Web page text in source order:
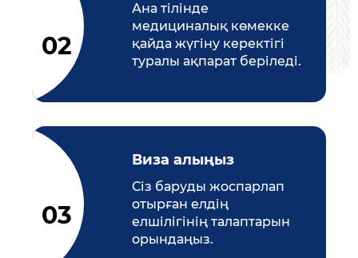
Ана тілінде
медициналық көмекке
қайда жүгіну керектігі
туралы ақпарат беріледі.
Виза алыңыз
Сіз баруды жоспарлап
отырған елдің
елшілігінің талаптарын
орындаңыз.